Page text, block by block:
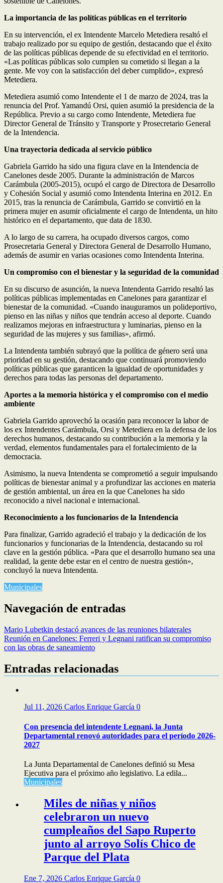
La importancia de las políticas públicas en el territorio
En su intervención, el ex Intendente Marcelo Metediera resaltó el
trabajo realizado por su equipo de gestión, destacando que el éxito
de las políticas públicas depende de su efectividad en el territorio.
«Las políticas públicas solo cumplen su cometido si llegan a la
gente. Me voy con la satisfacción del deber cumplido», expresó
Metediera.
Metediera asumió como Intendente el 1 de marzo de 2024, tras la
renuncia del Prof. Yamandú Orsi, quien asumió la presidencia de la
República. Previo a su cargo como Intendente, Metediera fue
Director General de Tránsito y Transporte y Prosecretario General
de la Intendencia.
Una trayectoria dedicada al servicio público
Gabriela Garrido ha sido una figura clave en la Intendencia de
Canelones desde 2005. Durante la administración de Marcos
Carámbula (2005-2015), ocupó el cargo de Directora de Desarrollo
y Cohesión Social y asumió como Intendenta Interina en 2012. En
2015, tras la renuncia de Carámbula, Garrido se convirtió en la
primera mujer en asumir oficialmente el cargo de Intendenta, un hito
histórico en el departamento, que data de 1830.
A lo largo de su carrera, ha ocupado diversos cargos, como
Prosecretaria General y Directora General de Desarrollo Humano,
además de asumir en varias ocasiones como Intendenta Interina.
Un compromiso con el bienestar y la seguridad de la comunidad
En su discurso de asunción, la nueva Intendenta Garrido resaltó las
políticas públicas implementadas en Canelones para garantizar el
bienestar de la comunidad. «Cuando inauguramos un polideportivo,
pienso en las niñas y niños que tendrán acceso al deporte. Cuando
realizamos mejoras en infraestructura y luminarias, pienso en la
seguridad de las mujeres y sus familias», afirmó.
La Intendenta también subrayó que la política de género será una
prioridad en su gestión, destacando que continuará promoviendo
políticas públicas que garanticen la igualdad de oportunidades y
derechos para todas las personas del departamento.
Aportes a la memoria histórica y el compromiso con el medio
ambiente
Gabriela Garrido aprovechó la ocasión para reconocer la labor de
los ex Intendentes Carámbula, Orsi y Metediera en la defensa de los
derechos humanos, destacando su contribución a la memoria y la
verdad, elementos fundamentales para el fortalecimiento de la
democracia.
Asimismo, la nueva Intendenta se comprometió a seguir impulsando
políticas de bienestar animal y a profundizar las acciones en materia
de gestión ambiental, un área en la que Canelones ha sido
reconocido a nivel nacional e internacional.
Reconocimiento a los funcionarios de la Intendencia
Para finalizar, Garrido agradeció el trabajo y la dedicación de los
funcionarios y funcionarias de la Intendencia, destacando su rol
clave en la gestión pública. «Para que el desarrollo humano sea una
realidad, la gente debe estar en el centro de nuestra gestión»,
concluyó la nueva Intendenta.
Municipales
Navegación de entradas
Mario Lubetkin destacó avances de las reuniones bilaterales
Reunión en Canelones: Ferreri y Legnani ratifican su compromiso
con las obras de saneamiento
Entradas relacionadas
Jul 11, 2026 Carlos Enrique García 0
Con presencia del intendente Legnani, la Junta
Departamental renovó autoridades para el período 2026-
2027
La Junta Departamental de Canelones definió su Mesa
Ejecutiva para el próximo año legislativo. La edila...
Municipales
Miles de niñas y niños
celebraron un nuevo
cumpleaños del Sapo Ruperto
junto al arroyo Solís Chico de
Parque del Plata
Ene 7, 2026 Carlos Enrique García 0